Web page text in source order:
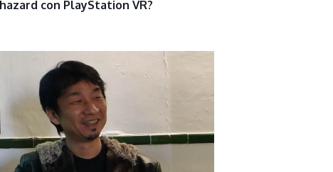
con PlayStation VR?